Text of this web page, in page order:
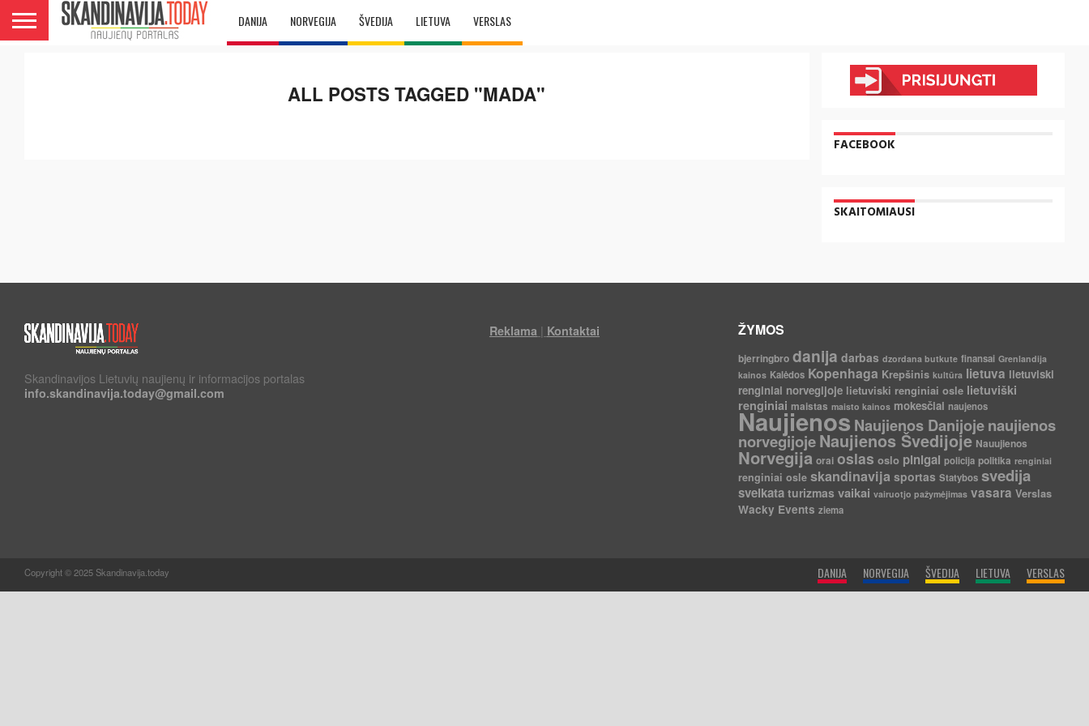
DANIJA NORVEGIJA ŠVEDIJA LIETUVA VERSLAS
ALL POSTS TAGGED "MADA"
FACEBOOK
SKAITOMIAUSI
Skandinavijos Lietuvių naujienų ir informacijos portalas
info.skandinavija.today@gmail.com
Reklama | Kontaktai ŽYMOS
bjerringbro danija darbas dzordana butkute finansai Grenlandija
kainos Kalėdos Kopenhaga Krepšinis kultūra lietuva lietuviski
renginiai norvegijoje lietuviski renginiai osle lietuviški
renginiai maistas maisto kainos mokesčiai naujenos
Naujienos Naujienos Danijojenaujienos
norvegijojeNaujienos Švedijoje Nauujienos
Norvegija orai oslas oslo pinigai policija politika renginiai
renginiai osle skandinavija sportas Statybos svedija
sveikata turizmas vaikai vairuotjo pažymėjimas vasara Verslas
Wacky Events ziema
DANIJA NORVEGIJA ŠVEDIJA LIETUVA VERSLAS
Copyright © 2025 Skandinavija.today